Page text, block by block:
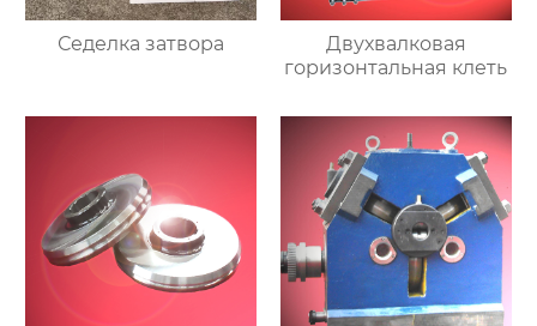
Седелка затвора
Двухвалковая
горизонтальная клеть